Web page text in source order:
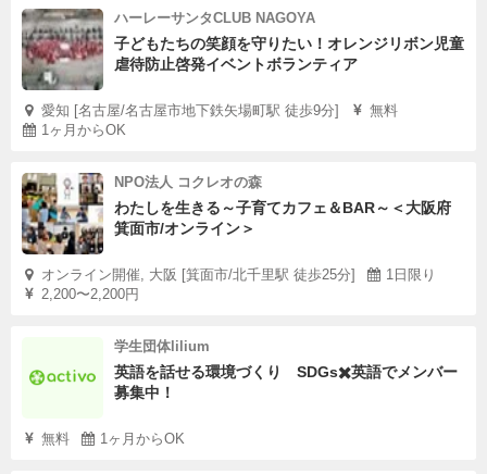
ハーレーサンタCLUB NAGOYA
子どもたちの笑顔を守りたい！オレンジリボン児童
虐待防止啓発イベントボランティア
愛知 [名古屋/名古屋市地下鉄矢場町駅 徒歩9分]
無料
1ヶ月からOK
NPO法人 コクレオの森
わたしを生きる～子育てカフェ＆BAR～＜大阪府
箕面市/オンライン＞
オンライン開催, 大阪 [箕面市/北千里駅 徒歩25分]
1日限り
2,200〜2,200円
学生団体lilium
英語を話せる環境づくり SDGs✖️英語でメンバー
募集中！
無料 1ヶ月からOK